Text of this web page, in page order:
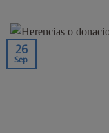
26
Sep